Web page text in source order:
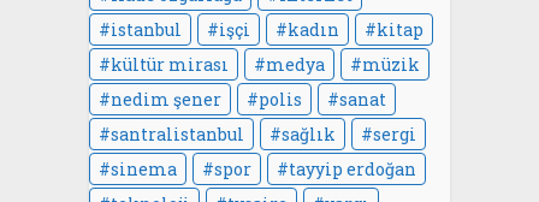
istanbul
işçi kadın
kitap
kültür mirası
medya
müzik
nedim şener
polis
sanat
santralistanbul
sağlık
sergi
sinema
spor
tayyip erdoğan